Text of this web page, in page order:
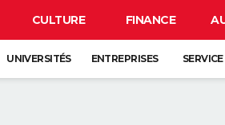
CULTURE FINANCE
UNIVERSITÉS ENTREPRISES